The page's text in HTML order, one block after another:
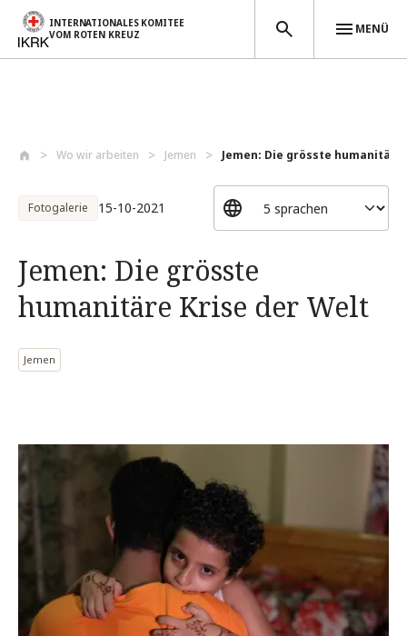
INTERNATIONALES KOMITEE
VOM ROTEN KREUZ
MENÜ
Wo wir arbeiten Jemen Jemen: Die grösste humanitäre
Fotogalerie 15-10-2021
Jemen: Die grösste
humanitäre Krise der Welt
Jemen